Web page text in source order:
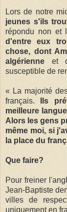
Lors de notre
jeunes s'ils
répondu non et
d'entre eux
chose, dont
algérienne et
susceptible de
« La majorité
français. Ils
meilleure
Alors les gens
même moi, si
la place du
Que faire?
Pour freiner
Jean-Baptiste
villes de
uniquement en